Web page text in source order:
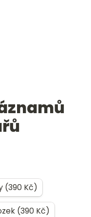
(390 Kč)
(390 Kč)